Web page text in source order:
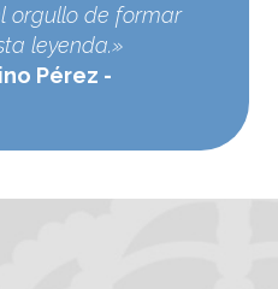
orgullo de formar
leyenda.»
Pérez